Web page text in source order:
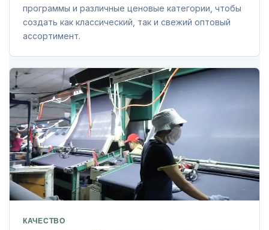
программы и различные ценовые категории, чтобы
создать как классический, так и свежий оптовый
ассортимент.
КАЧЕСТВО